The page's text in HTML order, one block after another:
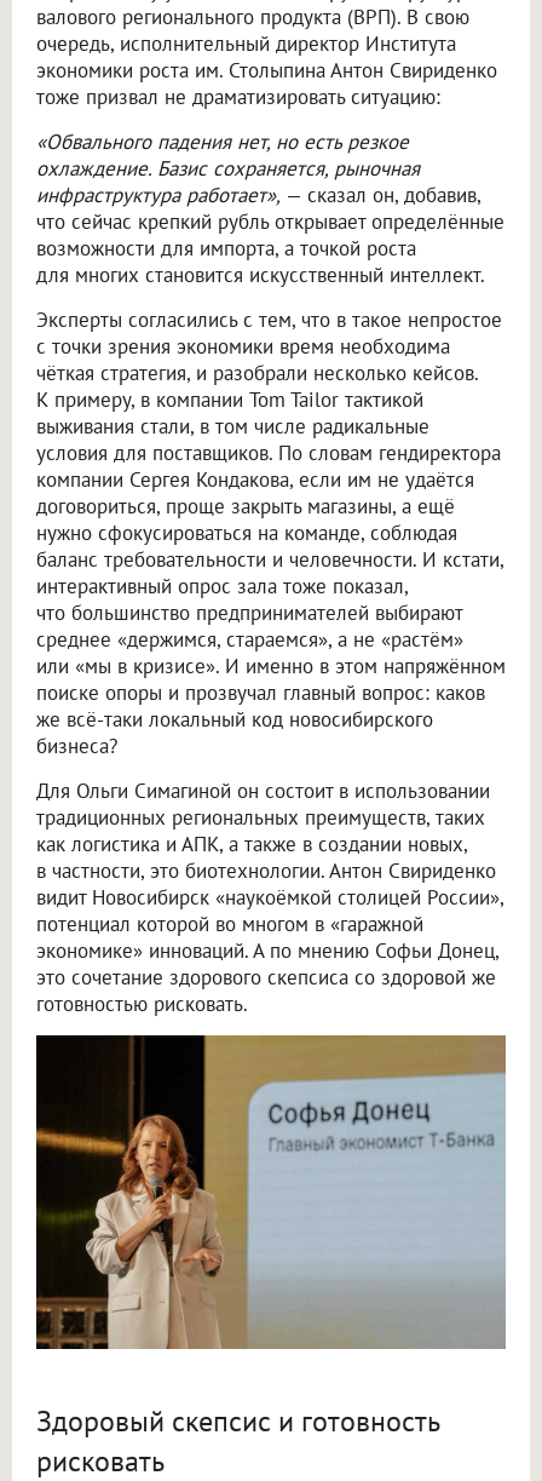
валового регионального продукта (ВРП). В свою
очередь, исполнительный директор Института
экономики роста им. Столыпина Антон Свириденко
тоже призвал не драматизировать ситуацию:
«Обвального падения нет, но есть резкое
охлаждение. Базис сохраняется, рыночная
инфраструктура работает», — сказал он, добавив,
что сейчас крепкий рубль открывает определённые
возможности для импорта, а точкой роста
для многих становится искусственный интеллект.
Эксперты согласились с тем, что в такое непростое
с точки зрения экономики время необходима
чёткая стратегия, и разобрали несколько кейсов.
К примеру, в компании Tom Tailor тактикой
выживания стали, в том числе радикальные
условия для поставщиков. По словам гендиректора
компании Сергея Кондакова, если им не удаётся
договориться, проще закрыть магазины, а ещё
нужно сфокусироваться на команде, соблюдая
баланс требовательности и человечности. И кстати,
интерактивный опрос зала тоже показал,
что большинство предпринимателей выбирают
среднее «держимся, стараемся», а не «растём»
или «мы в кризисе». И именно в этом напряжённом
поиске опоры и прозвучал главный вопрос: каков
же всё-таки локальный код новосибирского
бизнеса?
Для Ольги Симагиной он состоит в использовании
традиционных региональных преимуществ, таких
как логистика и АПК, а также в создании новых,
в частности, это биотехнологии. Антон Свириденко
видит Новосибирск «наукоёмкой столицей России»,
потенциал которой во многом в «гаражной
экономике» инноваций. А по мнению Софьи Донец,
это сочетание здорового скепсиса со здоровой же
готовностью рисковать.
Здоровый скепсис и готовность
рисковать